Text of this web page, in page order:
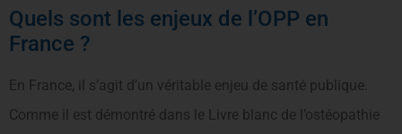
Quels sont les enjeux de l’OPP en
France ?
En France, il s’agit d’un véritable enjeu de santé publique.
Comme il est démontré dans le Livre blanc de l’ostéopathie